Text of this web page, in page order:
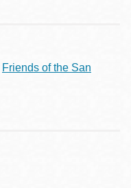
Friends of the San